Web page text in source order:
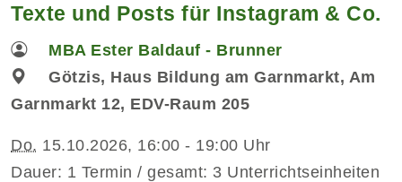
Texte und Posts für Instagram & Co.
MBA Ester Baldauf - Brunner
Götzis, Haus Bildung am Garnmarkt, Am
Garnmarkt 12, EDV-Raum 205
Do. 15.10.2026, 16:00 - 19:00 Uhr
Dauer: 1 Termin / gesamt: 3 Unterrichtseinheiten